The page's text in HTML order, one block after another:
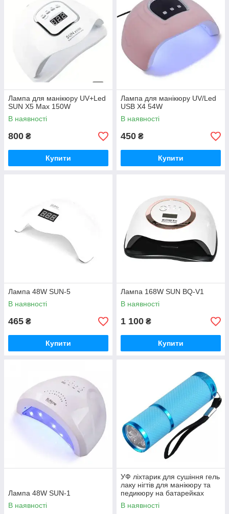
Лампа для манікюру UV+Led
SUN X5 Max 150W
В наявності
800 ₴
Купити
Лампа для манікюру UV/Led
USB X4 54W
В наявності
450 ₴
Купити
Лампа 48W SUN-5
В наявності
465 ₴
Купити
Лампа 168W SUN BQ-V1
В наявності
1 100 ₴
Купити
Лампа 48W SUN-1
В наявності
УФ ліхтарик для сушіння гель
лаку нігтів для манікюру та
педикюру на батарейках
Голубой
В наявності